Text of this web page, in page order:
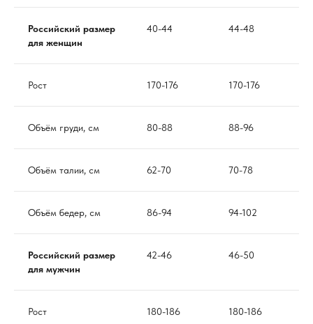
Российский размер
для женщин
40-44 44-48
Рост 170-176 170-176
Объём груди, см 80-88 88-96
Объём талии, см 62-70 70-78
Объём бедер, см 86-94 94-102
Российский размер
для мужчин
42-46 46-50
Рост 180-186 180-186